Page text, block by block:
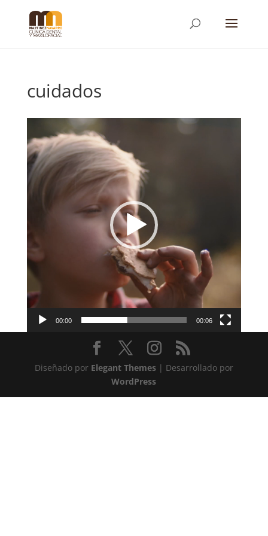
cuidados
Reproductor
de
vídeo
00:00 00:06
Diseñado por Elegant Themes| Desarrollado por
WordPress